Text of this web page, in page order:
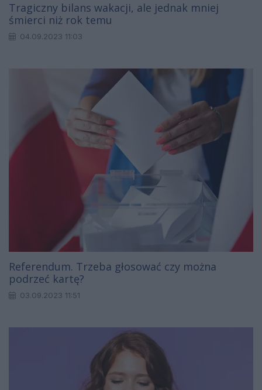
Tragiczny bilans wakacji, ale jednak mniej
śmierci niż rok temu
04.09.2023 11:03
Referendum. Trzeba głosować czy można
podrzeć kartę?
03.09.2023 11:51